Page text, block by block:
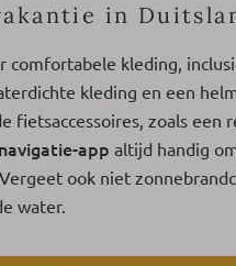
in
comfortabele kleding,
kleding en een
fietsaccessoires, zoals een
navigatie-app altijd handig
ook niet
water.